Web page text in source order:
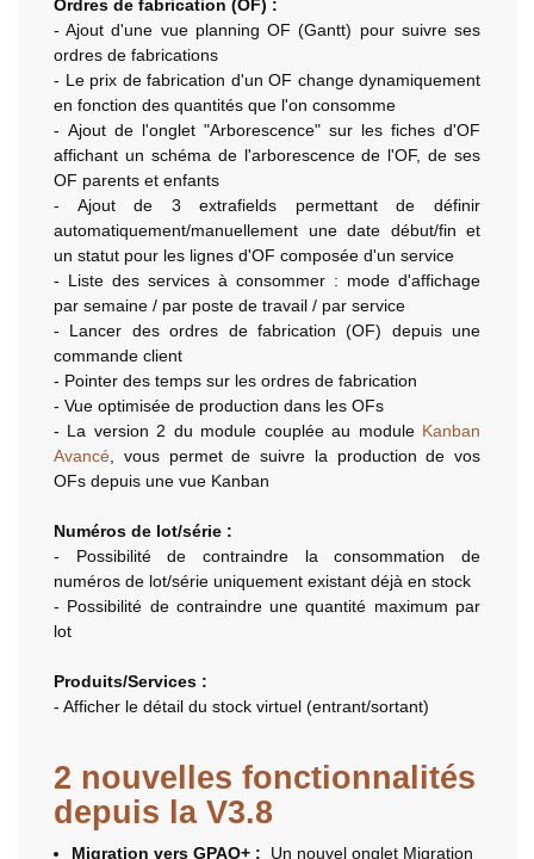
Ordres de fabrication (OF) :
- Ajout d'une vue planning OF (Gantt) pour suivre ses
ordres de fabrications
- Le prix de fabrication d'un OF change dynamiquement
en fonction des quantités que l'on consomme
- Ajout de l'onglet "Arborescence" sur les fiches d'OF
affichant un schéma de l'arborescence de l'OF, de ses
OF parents et enfants
- Ajout de 3 extrafields permettant de définir
automatiquement/manuellement une date début/fin et
un statut pour les lignes d'OF composée d'un service
- Liste des services à consommer : mode d'affichage
par semaine / par poste de travail / par service
- Lancer des ordres de fabrication (OF) depuis une
commande client
- Pointer des temps sur les ordres de fabrication
- Vue optimisée de production dans les OFs
- La version 2 du module couplée au module Kanban
Avancé, vous permet de suivre la production de vos
OFs depuis une vue Kanban
Numéros de lot/série :
- Possibilité de contraindre la consommation de
numéros de lot/série uniquement existant déjà en stock
- Possibilité de contraindre une quantité maximum par
lot
Produits/Services :
- Afficher le détail du stock virtuel (entrant/sortant)
2 nouvelles fonctionnalités
depuis la V3.8
Migration vers GPAO+ :
Un nouvel onglet Migration